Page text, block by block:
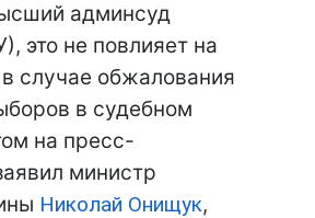
админсуд
это не повлияет на
случае обжалования
в судебном
на пресс-
министр
Николай Онищук,